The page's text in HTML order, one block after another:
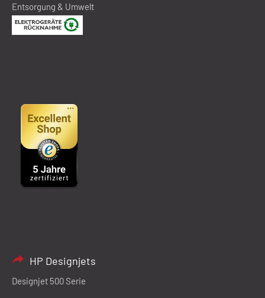
Entsorgung & Umwelt
HP Designjets
Designjet 500 Serie